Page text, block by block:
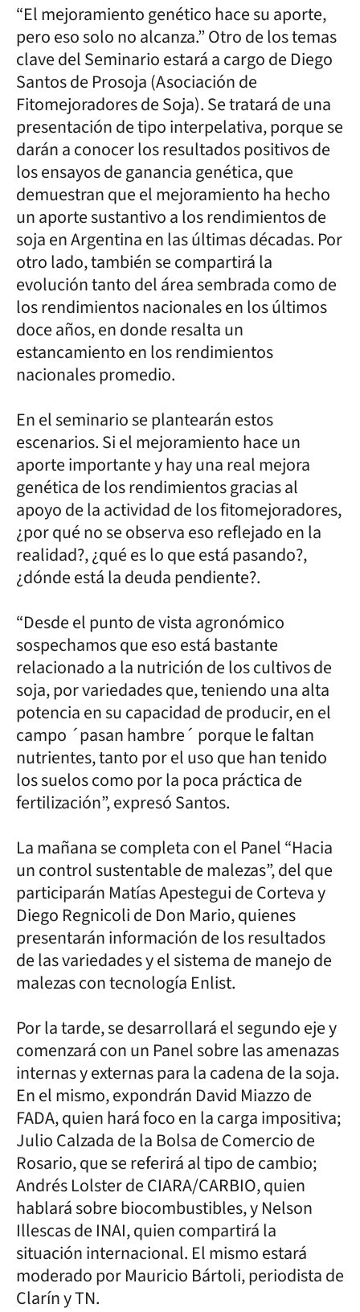
“El mejoramiento genético hace su aporte,
pero eso solo no alcanza.” Otro de los temas
clave del Seminario estará a cargo de Diego
Santos de Prosoja (Asociación de
Fitomejoradores de Soja). Se tratará de una
presentación de tipo interpelativa, porque se
darán a conocer los resultados positivos de
los ensayos de ganancia genética, que
demuestran que el mejoramiento ha hecho
un aporte sustantivo a los rendimientos de
soja en Argentina en las últimas décadas. Por
otro lado, también se compartirá la
evolución tanto del área sembrada como de
los rendimientos nacionales en los últimos
doce años, en donde resalta un
estancamiento en los rendimientos
nacionales promedio.
En el seminario se plantearán estos
escenarios. Si el mejoramiento hace un
aporte importante y hay una real mejora
genética de los rendimientos gracias al
apoyo de la actividad de los fitomejoradores,
¿por qué no se observa eso reflejado en la
realidad?, ¿qué es lo que está pasando?,
¿dónde está la deuda pendiente?.
“Desde el punto de vista agronómico
sospechamos que eso está bastante
relacionado a la nutrición de los cultivos de
soja, por variedades que, teniendo una alta
potencia en su capacidad de producir, en el
campo ´pasan hambre´ porque le faltan
nutrientes, tanto por el uso que han tenido
los suelos como por la poca práctica de
fertilización”, expresó Santos.
La mañana se completa con el Panel “Hacia
un control sustentable de malezas”, del que
participarán Matías Apestegui de Corteva y
Diego Regnicoli de Don Mario, quienes
presentarán información de los resultados
de las variedades y el sistema de manejo de
malezas con tecnología Enlist.
Por la tarde, se desarrollará el segundo eje y
comenzará con un Panel sobre las amenazas
internas y externas para la cadena de la soja.
En el mismo, expondrán David Miazzo de
FADA, quien hará foco en la carga impositiva;
Julio Calzada de la Bolsa de Comercio de
Rosario, que se referirá al tipo de cambio;
Andrés Lolster de CIARA/CARBIO, quien
hablará sobre biocombustibles, y Nelson
Illescas de INAI, quien compartirá la
situación internacional. El mismo estará
moderado por Mauricio Bártoli, periodista de
Clarín y TN.